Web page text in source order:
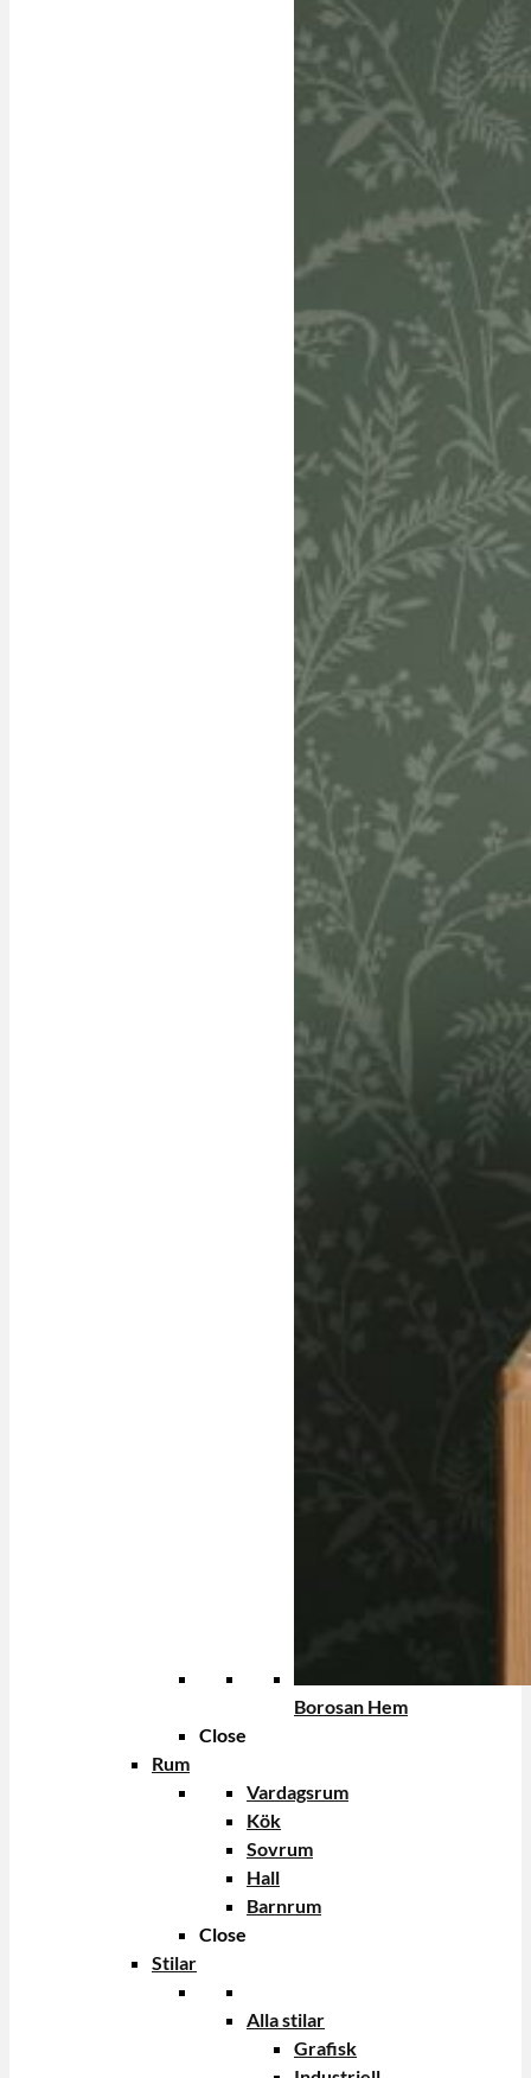
Borosan Hem
Close
Rum
Vardagsrum
Kök
Sovrum
Hall
Barnrum
Close
Stilar
Alla stilar
Grafisk